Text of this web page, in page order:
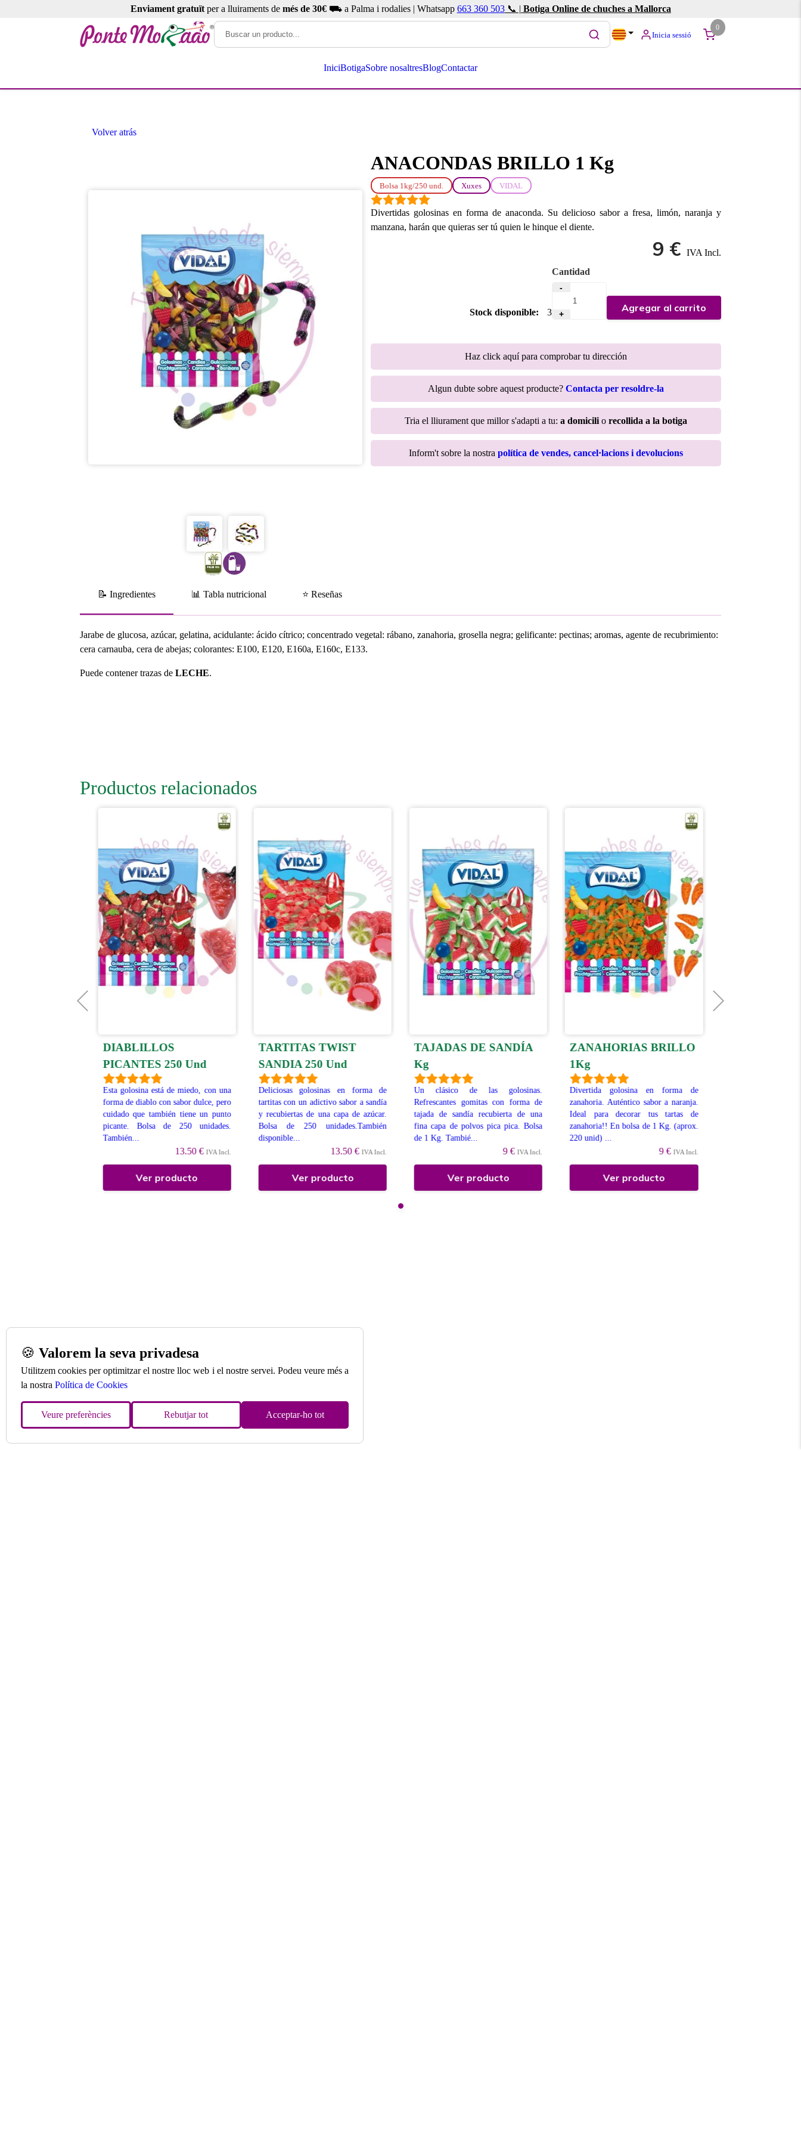
Enviament gratuïtper a lluiraments de més de 30€⛟ a Palma i rodalies | Whatsapp 663 360 503📞 | Botiga Online de chuches a Mallorca
Inicia sessió
0
IniciBotigaSobre nosaltresBlogContactar
Volver atrás
ANACONDAS BRILLO 1 Kg
Bolsa 1kg/250 und. Xuxes VIDAL
Divertidas golosinas en forma de anaconda. Su delicioso sabor a fresa, limón, naranja y
manzana, harán que quieras ser tú quien le hinque el diente.
9 € IVA Incl.
Stock disponible: 3
Cantidad
-
+
Agregar al carrito
Haz click aquí para comprobar tu dirección
Algun dubte sobre aquest producte? Contacta per resoldre-la
Tria el lliurament que millor s'adapti a tu: a domicilio recollida a la botiga
Inform't sobre la nostra política de vendes, cancel·lacions i devolucions
📝 Ingredientes 📊 Tabla nutricional ⭐ Reseñas
Jarabe de glucosa, azúcar, gelatina, acidulante: ácido cítrico; concentrado vegetal: rábano, zanahoria, grosella negra; gelificante: pectinas; aromas, agente de recubrimiento:
cera carnauba, cera de abejas; colorantes: E100, E120, E160a, E160c, E133.
Puede contener trazas deLECHE.
Productos relacionados
DIABLILLOS
PICANTES 250 Und
Esta golosina está de miedo, con una
forma de diablo con sabor dulce, pero
cuidado que también tiene un punto
picante. Bolsa de 250 unidades.
También...
13.50 € IVA Incl.
Ver producto
TARTITAS TWIST
SANDIA 250 Und
Deliciosas golosinas en forma de
tartitas con un adictivo sabor a sandía
y recubiertas de una capa de azúcar.
Bolsa de 250 unidades.También
disponible...
13.50 € IVA Incl.
Ver producto
TAJADAS DE SANDÍA
Kg
Un clásico de las golosinas.
Refrescantes gomitas con forma de
tajada de sandía recubierta de una
fina capa de polvos pica pica. Bolsa
de 1 Kg. Tambié...
9 € IVA Incl.
Ver producto
ZANAHORIAS BRILLO
1Kg
Divertida golosina en forma de
zanahoria. Auténtico sabor a naranja.
Ideal para decorar tus tartas de
zanahoria!! En bolsa de 1 Kg. (aprox.
220 unid) ...
9 € IVA Incl.
Ver producto
🍪 Valorem la seva privadesa
Utilitzem cookies per optimitzar el nostre lloc web i el nostre servei. Podeu veure més a
la nostra Política de Cookies
Veure preferències Rebutjar tot Acceptar-ho tot